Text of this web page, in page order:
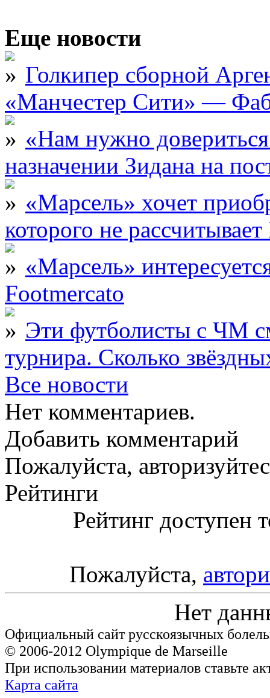
Еще новости
Голкипер сборной
«Манчестер Сити» —
«Нам нужно
назначении Зидана на
«Марсель» хочет
которого не
«Марсель»
Footmercato
Эти футболисты с ЧМ
турнира. Сколько
Все новости
Нет комментариев.
Добавить комментарий
Пожалуйста,
Рейтинги
Рейтинг доступен
Пожалуйста,
Нет
Официальный сайт русскоязычных
© 2006-2012 Olympique de Marseille
При использовании материалов ставьте
Карта сайта